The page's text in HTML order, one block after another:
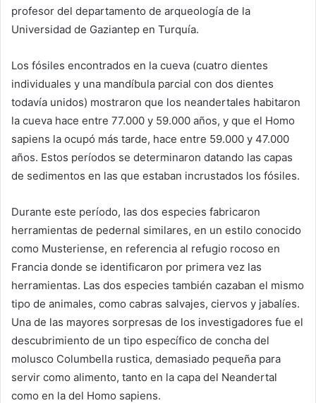
profesor del departamento de arqueología de la
Universidad de Gaziantep en Turquía.
Los fósiles encontrados en la cueva (cuatro dientes
individuales y una mandíbula parcial con dos dientes
todavía unidos) mostraron que los neandertales habitaron
la cueva hace entre 77.000 y 59.000 años, y que el Homo
sapiens la ocupó más tarde, hace entre 59.000 y 47.000
años. Estos períodos se determinaron datando las capas
de sedimentos en las que estaban incrustados los fósiles.
Durante este período, las dos especies fabricaron
herramientas de pedernal similares, en un estilo conocido
como Musteriense, en referencia al refugio rocoso en
Francia donde se identificaron por primera vez las
herramientas. Las dos especies también cazaban el mismo
tipo de animales, como cabras salvajes, ciervos y jabalíes.
Una de las mayores sorpresas de los investigadores fue el
descubrimiento de un tipo específico de concha del
molusco Columbella rustica, demasiado pequeña para
servir como alimento, tanto en la capa del Neandertal
como en la del Homo sapiens.